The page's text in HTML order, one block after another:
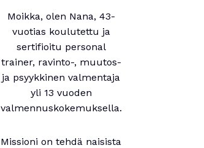
Moikka, olen Nana, 43-
vuotias koulutettu ja
sertifioitu personal
trainer, ravinto-, muutos-
ja psyykkinen valmentaja
yli 13 vuoden
valmennuskokemuksella.
Missioni on tehdä naisista